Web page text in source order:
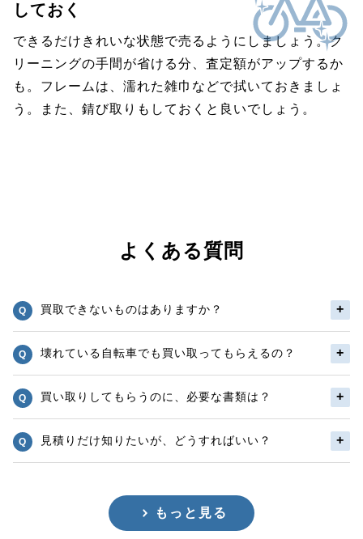
しておく
できるだけきれいな状態で売るようにしましょう。ク
リーニングの手間が省ける分、査定額がアップするか
も。フレームは、濡れた雑巾などで拭いておきましょ
う。また、錆び取りもしておくと良いでしょう。
よくある質問
買取できないものはありますか？
壊れている自転車でも買い取ってもらえるの？
買い取りしてもらうのに、必要な書類は？
見積りだけ知りたいが、どうすればいい？
もっと見る